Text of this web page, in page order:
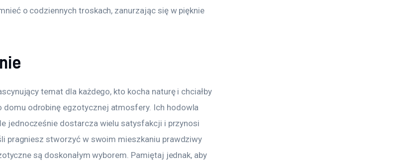
o codziennych troskach, zanurzając się w pięknie
temat dla każdego, kto kocha naturę i chciałby
odrobinę egzotycznej atmosfery. Ich hodowla
jednocześnie dostarcza wielu satysfakcji i przynosi
pragniesz stworzyć w swoim mieszkaniu prawdziwy
są doskonałym wyborem. Pamiętaj jednak, aby